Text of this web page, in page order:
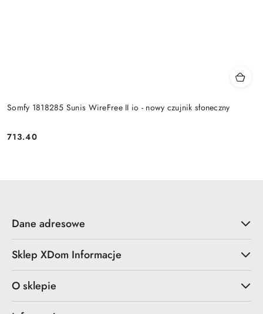
Somfy 1818285 Sunis WireFree II io - nowy czujnik słoneczny
Cena:
713.40
Dane adresowe
Sklep XDom Informacje
O sklepie